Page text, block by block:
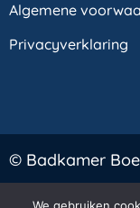
Algemene
Privacyverklaring
© Badkamer
Veilig online